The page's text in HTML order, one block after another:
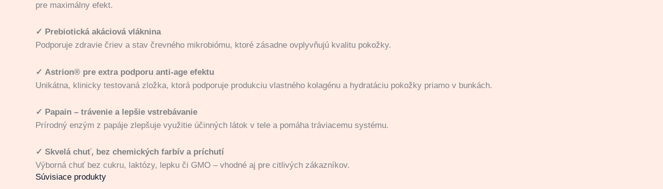
pre maximálny efekt.
✓ Prebiotická akáciová vláknina
Podporuje zdravie čriev a stav črevného mikrobiómu, ktoré zásadne ovplyvňujú kvalitu pokožky.
✓ Astrion® pre extra podporu anti-age efektu
Unikátna, klinicky testovaná zložka, ktorá podporuje produkciu vlastného kolagénu a hydratáciu pokožky priamo v bunkách.
✓ Papain – trávenie a lepšie vstrebávanie
Prírodný enzým z papáje zlepšuje využitie účinných látok v tele a pomáha tráviacemu systému.
✓ Skvelá chuť, bez chemických farbív a príchutí
Výborná chuť bez cukru, laktózy, lepku či GMO – vhodné aj pre citlivých zákazníkov.
Súvisiace produkty